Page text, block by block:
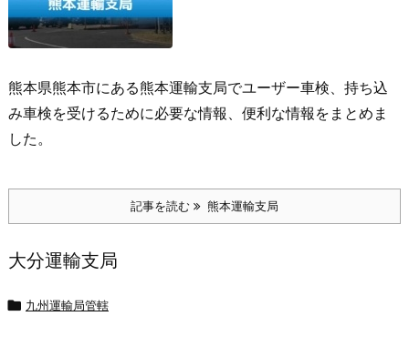
熊本県熊本市にある熊本運輸支局でユーザー車検、持ち込
み車検を受けるために必要な情報、便利な情報をまとめま
した。
記事を読む 熊本運輸支局
大分運輸支局
 九州運輸局管轄